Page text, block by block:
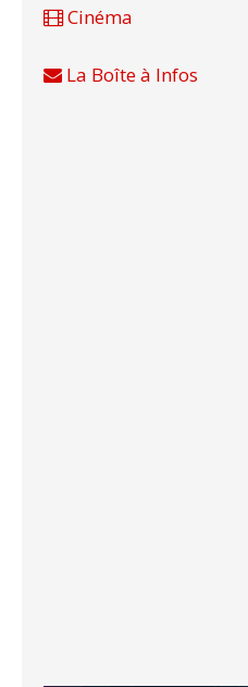
Cinéma
La Boîte à Infos